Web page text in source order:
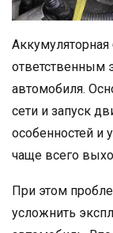
ответственным
автомобиля.
сети и запуск
особенностей и
чаще всего
При этом
усложнить